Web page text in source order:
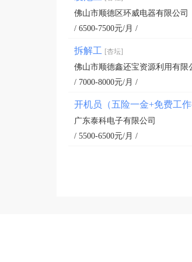
佛山市顺德区环威电器有限公司
/ 6500-7500元/月 /
拆解工 [杏坛]
佛山市顺德鑫还宝资源利用有限
/ 7000-8000元/月 /
开机员（五险一金+免费工作
广东泰科电子有限公司
/ 5500-6500元/月 /